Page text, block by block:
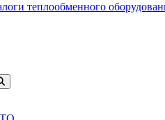
теплообменного